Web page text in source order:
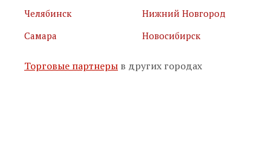
Подписаться
Челябинск
Нижний Новгород
Самара
Новосибирск
Торговые партнеры в других городах